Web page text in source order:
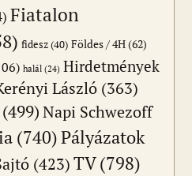
Fiatalon
fidesz(40) Földes / 4H(62)
halál (24) Hirdetmények
László (363)
(499)Napi Schwezoff
(740)Pályázatok
(423)TV(798)